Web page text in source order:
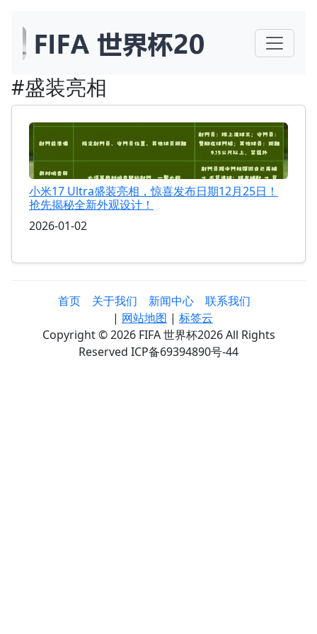
#盛装亮相
小米17 Ultra盛装亮相，惊喜发布日期12月25日！
抢先揭秘全新外观设计！
2026-01-02
首页 关于我们 新闻中心
联系我们
| 网站地图 | 标签云
Copyright © 2026 FIFA 世界杯2026 All Rights
Reserved ICP备69394890号-44